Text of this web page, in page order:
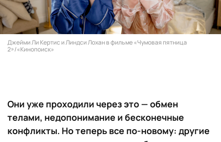
Джейми Ли Кертис и Линдси Лохан в фильме «Чумовая пятница
2»/«Кинопоиск»
Они уже проходили через это — обмен
телами, недопонимание и бесконечные
конфликты. Но теперь все по-новому: другие